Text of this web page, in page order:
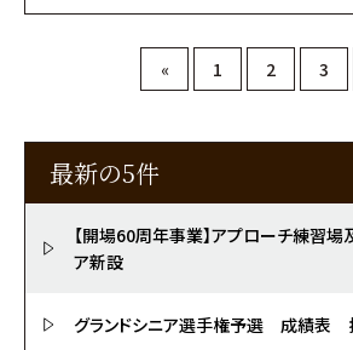
« 1 2 3
最新の5件
【開場60周年事業】アプローチ練習場
ア新設
グランドシニア選手権予選 成績表